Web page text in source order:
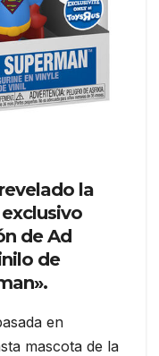
la
de Ad
de
en
mascota de la